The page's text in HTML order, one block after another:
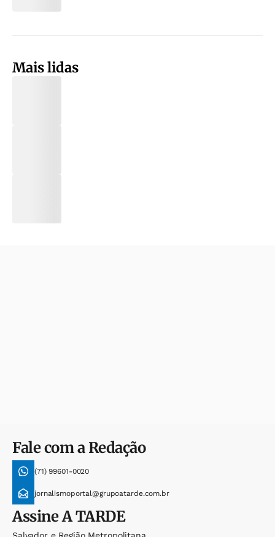
Mais lidas
Fale com a Redação
(71) 99601-0020
jornalismoportal@grupoatarde.com.br
AssineA TARDE